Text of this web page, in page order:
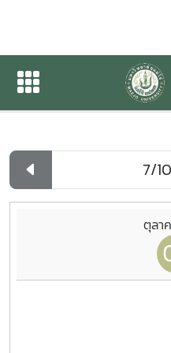
ปฏิทินกิจกรรม
ปฏิทินกิจกรรมของหน่วยงาน
ตุลา